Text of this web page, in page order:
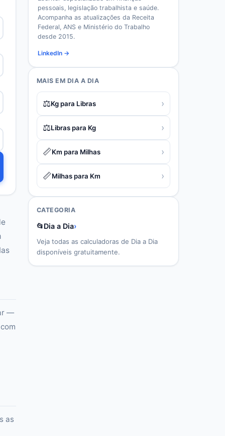
—
as
pessoais, legislação trabalhista e saúde.
Acompanha as atualizações da Receita
Federal, ANS e Ministério do Trabalho
desde 2015.
LinkedIn →
MAIS EM DIA A DIA
⚖️Kg para Libras ›
⚖️Libras para Kg ›
📏Km para Milhas ›
📏Milhas para Km ›
CATEGORIA
📂Dia a Dia›
Veja todas as calculadoras de Dia a Dia
disponíveis gratuitamente.